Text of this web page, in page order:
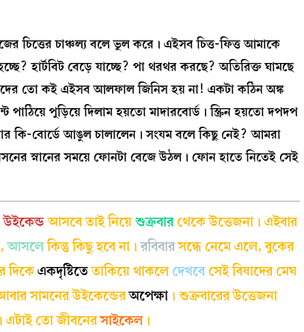
চিত্তের চাঞ্চল্য বলে ভুল করে। এইসব চিত্ত-ফিত্ত আমাকে
হার্টবিট বেড়ে যাচ্ছে? পা থরথর করছে? অতিরিক্ত ঘামছে
তো কই এইসব আলফাল জিনিস হয় না! একটা কঠিন অঙ্ক
পাঠিয়ে পুড়িয়ে দিলাম হয়তো মাদারবোর্ড। স্ক্রিন হয়তো দপদপ
কি-বোর্ডে আঙুল চালালেন। সংযম বলে কিছু নেই? আমরা
স্নানের সময়ে ফোনটা বেজে উঠল। ফোন হাতে নিতেই সেই
উইকেন্ডআসবে তাই নিয়েশুক্রবারথেকে উত্তেজনা। এইবার
আসলেকিন্তু কিছু হবে না।রবিবারসন্ধে নেমে এলে, বুকের
দিকেএকদৃষ্টিতেতাকিয়ে থাকলেদেখবেসেই বিষাদের মেঘ
সামনের উইকেন্ডেরঅপেক্ষা। শুক্রবারের উত্তেজনা
এটাই তো জীবনেরসাইকেল।